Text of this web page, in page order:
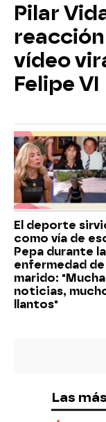
Pilar
reacción
vídeo
Felipe VI
El deporte
como vía de
Pepa durante la
enfermedad de
marido:
noticias,
llantos"
Las